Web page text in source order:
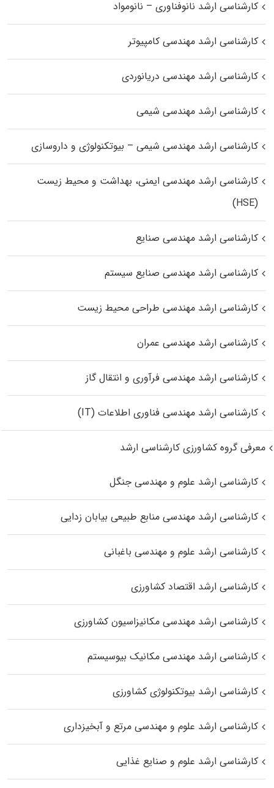
کارشناسی ارشد نانوفناوری – نانومواد
کارشناسی ارشد مهندسی کامپیوتر
کارشناسی ارشد مهندسی دریانوردی
کارشناسی ارشد مهندسی شیمی
کارشناسی ارشد مهندسی شیمی – بیوتکنولوژی و داروسازی
کارشناسی ارشد مهندسی ایمنی، بهداشت و محیط زیست
(HSE)
کارشناسی ارشد مهندسی صنایع
کارشناسی ارشد مهندسی صنایع سیستم
کارشناسی ارشد مهندسی طراحی محیط زیست
کارشناسی ارشد مهندسی عمران
کارشناسی ارشد مهندسی فرآوری و انتقال گاز
کارشناسی ارشد مهندسی فناوری اطلاعات (IT)
معرفی گروه کشاورزی کارشناسی ارشد
کارشناسی ارشد علوم و مهندسی جنگل
کارشناسی ارشد مهندسی منابع طبیعی بیابان زدایی
کارشناسی ارشد علوم و مهندسی باغبانی
کارشناسی ارشد اقتصاد کشاورزی
کارشناسی ارشد مهندسی مکانیزاسیون کشاورزی
کارشناسی ارشد مهندسی مکانیک بیوسیستم
کارشناسی ارشد بیوتکنولوژی کشاورزی
کارشناسی ارشد علوم و مهندسی مرتع و آبخیزداری
کارشناسی ارشد علوم و صنایع غذایی